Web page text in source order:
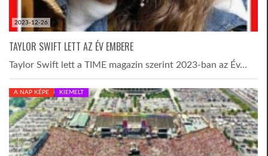
TROPICALMAGAZIN
GLOBOTV
AFRIKA TUDÁSTÁR
A NAP SZÉPE
2023-12-26
TAYLOR SWIFT LETT AZ ÉV EMBERE
Taylor Swift lett a TIME magazin szerint 2023-ban az Év…
A NAP KÉPE KIEMELT